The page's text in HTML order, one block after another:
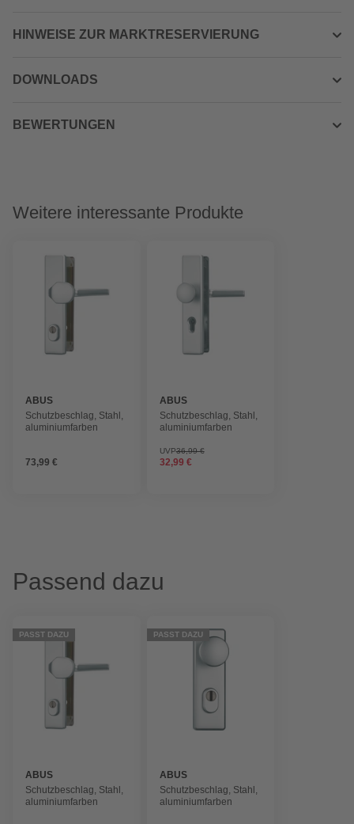
HINWEISE ZUR MARKTRESERVIERUNG
DOWNLOADS
BEWERTUNGEN
Weitere interessante Produkte
ABUS
Schutzbeschlag, Stahl,
aluminiumfarben
73,99 €
ABUS
Schutzbeschlag, Stahl,
aluminiumfarben
UVP36,99 €
32,99 €
Passend dazu
PASST DAZU
ABUS
Schutzbeschlag, Stahl,
aluminiumfarben
PASST DAZU
ABUS
Schutzbeschlag, Stahl,
aluminiumfarben